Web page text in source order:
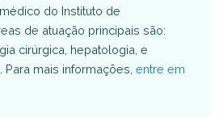
do Instituto de
de atuação principais são:
cirúrgica, hepatologia, e
mais informações, entre em